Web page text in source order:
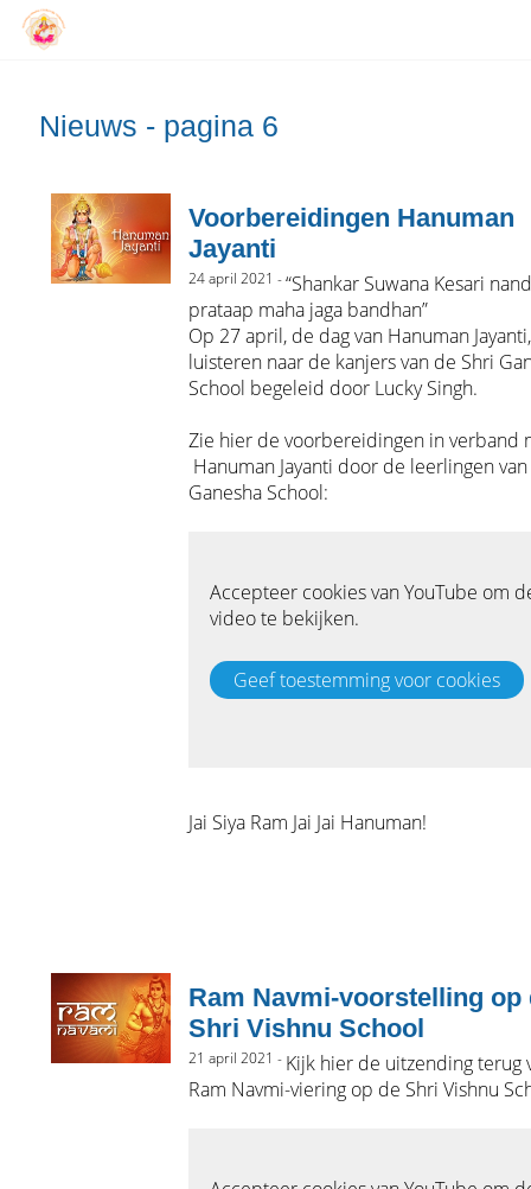
Nieuws - pagina 6
Voorbereidingen Hanuman
Jayanti
24 april 2021 -“Shankar Suwana Kesari
prataap maha jaga bandhan”
Op 27 april, de dag van Hanuman
luisteren naar de kanjers van de Shri
School begeleid door Lucky Singh.
Zie hier de voorbereidingen in verband
Hanuman Jayanti door de leerlingen
Ganesha School:
Jai Siya Ram Jai Jai Hanuman!
Ram Navmi-voorstelling op
Shri Vishnu School
21 april 2021 - Kijk hier de uitzending terug
Ram Navmi-viering op de Shri Vishnu